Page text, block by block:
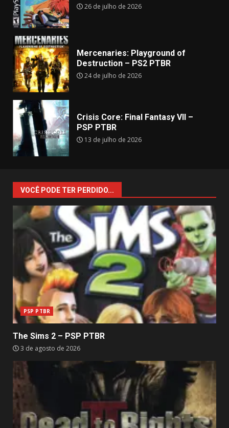
26 de julho de 2026
Mercenaries: Playground of
Destruction – PS2 PTBR
24 de julho de 2026
Crisis Core: Final Fantasy VII –
PSP PTBR
13 de julho de 2026
VOCÊ PODE TER PERDIDO...
PSP PTBR
The Sims 2 – PSP PTBR
3 de agosto de 2026